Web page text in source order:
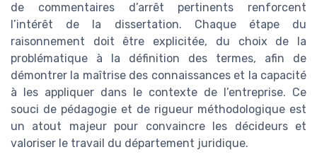
de commentaires d’arrêt pertinents renforcent
l’intérêt de la dissertation. Chaque étape du
raisonnement doit être explicitée, du choix de la
problématique à la définition des termes, afin de
démontrer la maîtrise des connaissances et la capacité
à les appliquer dans le contexte de l’entreprise. Ce
souci de pédagogie et de rigueur méthodologique est
un atout majeur pour convaincre les décideurs et
valoriser le travail du département juridique.